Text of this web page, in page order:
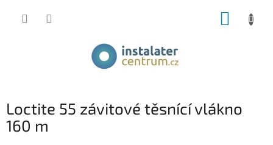
Loctite 55 závitové těsnící vlákno
160 m